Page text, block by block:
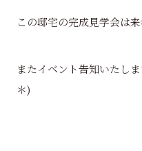
この邸宅の完成見学会は来
またイベント告知いたし
＊)